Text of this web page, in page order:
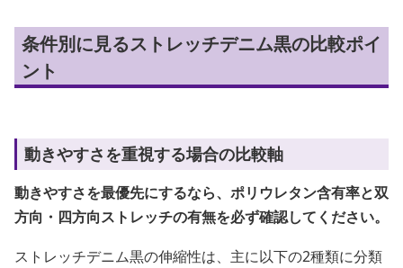
条件別に見るストレッチデニム黒の比較ポイ
ント
動きやすさを重視する場合の比較軸
動きやすさを最優先にするなら、ポリウレタン含有率と双
方向・四方向ストレッチの有無を必ず確認してください。
ストレッチデニム黒の伸縮性は、主に以下の2種類に分類